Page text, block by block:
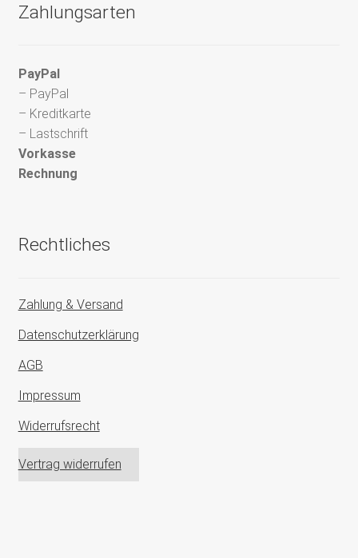
Zahlungsarten
PayPal
– PayPal
– Kreditkarte
– Lastschrift
Vorkasse
Rechnung
Rechtliches
Zahlung & Versand
Datenschutzerklärung
AGB
Impressum
Widerrufsrecht
Vertrag widerrufen